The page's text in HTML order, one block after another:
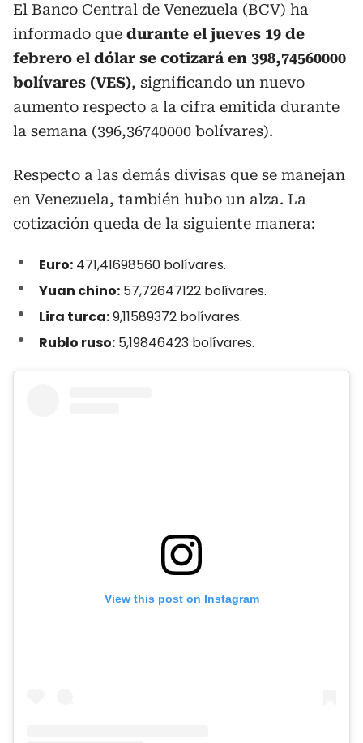
El Banco Central de Venezuela (BCV) ha
informado que durante el jueves 19 de
febrero el dólar se cotizará en 398,74560000
bolívares (VES), significando un nuevo
aumento respecto a la cifra emitida durante
la semana (396,36740000 bolívares).
Respecto a las demás divisas que se manejan
en Venezuela, también hubo un alza. La
cotización queda de la siguiente manera:
Euro: 471,41698560 bolívares.
Yuan chino: 57,72647122 bolívares.
Lira turca:9,11589372 bolívares.
Rublo ruso: 5,19846423 bolívares.
View this post on Instagram